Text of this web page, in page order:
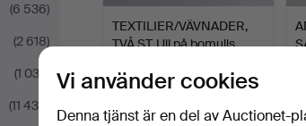
(6 536)
(2 618)
(1 033)
(11 430)
TEXTILIER/VÄVNADER,
TVÅ ST. Ull på bomulls…
14 bud
Vi använder cookies
Denna tjänst är en del av Auctionet-